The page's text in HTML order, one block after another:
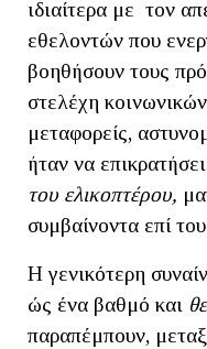
ιδιαίτερα με τον
εθελοντών που
βοηθήσουν τους
στελέχη
μεταφορείς,
ήταν να
του ελικοπτέρου,
συμβαίνοντα επί
Η γενικότερη
ώς ένα βαθμό και
παραπέμπουν,